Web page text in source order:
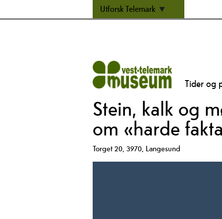
Utforsk Telemark
Tider og
Stein, kalk og
om «harde
Torget 20, 3970, Langesund